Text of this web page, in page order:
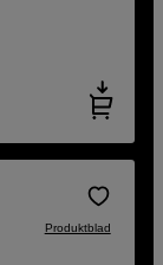
Produktblad